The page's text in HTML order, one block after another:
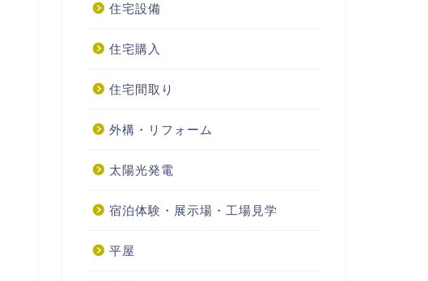
住宅設備
住宅購入
住宅間取り
外構・リフォーム
太陽光発電
宿泊体験・展示場・工場見学
平屋